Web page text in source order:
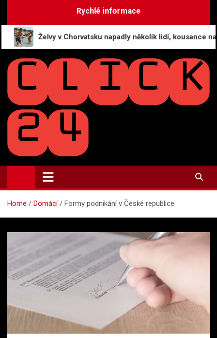
content
Rychlé informace
Želvy v Chorvatsku napadly několik lidí, kousance na
CLICK24.CZ
Recenze firem | Recenze služeb
Home Domácí Formy podnikání v České republice